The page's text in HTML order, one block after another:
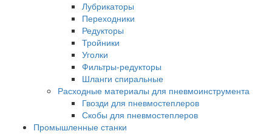
Лубрикаторы
Переходники
Редукторы
Тройники
Уголки
Фильтры-редукторы
Шланги спиральные
Расходные материалы для пневмоинструмента
Гвозди для пневмостеплеров
Скобы для пневмостеплеров
Промышленные станки